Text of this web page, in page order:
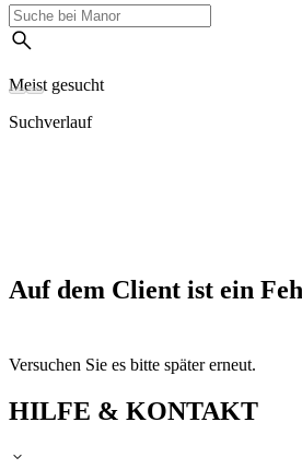
Meist gesucht
Suchverlauf
Auf dem Client ist ein
Versuchen Sie es bitte später erneut.
HILFE & KONTAKT